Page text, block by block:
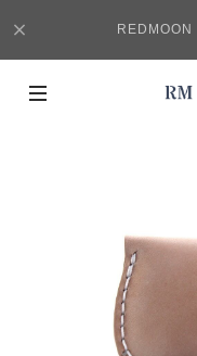
REDMOON